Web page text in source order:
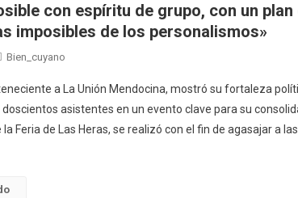
con espíritu de grupo, con un
imposibles de los personalismos»
Bien_cuyano
a La Unión Mendocina, mostró su fortaleza
asistentes en un evento clave para su
la Feria de Las Heras, se realizó con el fin de agasajar a